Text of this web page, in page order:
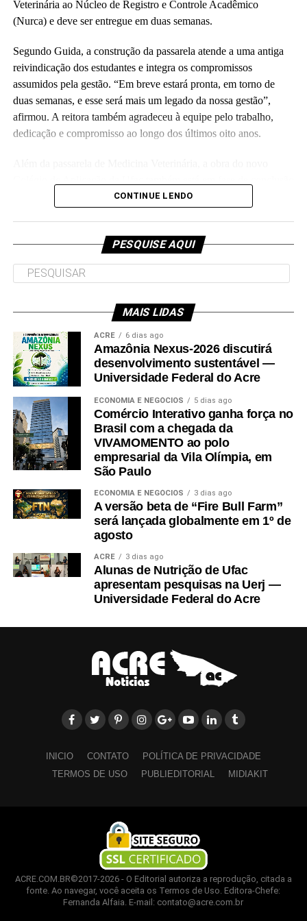
(Fhagner Soares, estagiário Ascom/Ufac)
Leia Mais: UFAC
Veterinária ao Núcleo de Registro e Controle Acadêmico
(Nurca) e deve ser entregue em duas semanas.
Segundo Guida, a construção da passarela atende a uma antiga
reivindicação dos estudantes e integra os compromissos
assumidos pela gestão. “Em breve estará pronta, em torno de
duas semanas, e esse será mais um legado da nossa gestão”,
afirmou. A reitora também agradeceu à equipe pelo trabalho,
dedicação e compromisso ao longo dos últimos oito anos.
e deve ser entregue em breve.CONTINUE LENDO
PESQUISE AQUI
MAIS LIDAS
ACRE 6 dias ago
Amazônia Nexus-2026 discutirá
desenvolvimento sustentável —
Universidade Federal do Acre
ECONOMIA E NEGÓCIOS 5 dias ago
Comércio Interativo ganha força no
Brasil com a chegada da
VIVAMOMENTO ao polo
empresarial da Vila Olímpia, em
São Paulo
ECONOMIA E NEGÓCIOS 3 dias ago
A versão beta de “Fire Bull Farm”
será lançada globalmente em 1º de
agosto
ACRE 3 dias ago
Alunas de Nutrição de Ufac
apresentam pesquisas na Uerj —
Universidade Federal do Acre
INICIO CONTATO
POLÍTICA DE PRIVACIDADE
TERMOS DE USO
PUBLIEDITORIAL MIDIAKIT
ACRE.COM.BR©2017-2026 - O Editorial autoriza a reprodução, citada a
fonte. Ao navegar, você aceita os Termos de Uso. Editora-Chefe:
Fernanda Alfaia. E-mail: contato@acre.com.br